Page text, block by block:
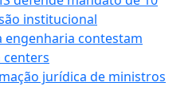
institucional
engenharia contestam
centers
jurídica de ministros